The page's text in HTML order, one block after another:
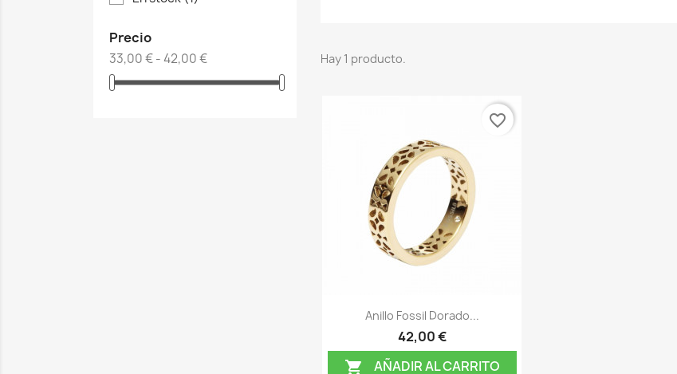
Precio
33,00 € - 42,00 € Hay 1 producto.
 Vista rápida
Anillo Fossil Dorado...
42,00 €
 AÑADIR AL CARRITO
favorite_border